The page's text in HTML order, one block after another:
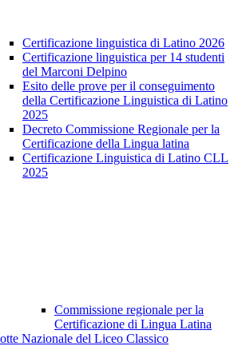
Certificazione linguistica di Latino 2026
Certificazione linguistica per 14 studenti
del Marconi Delpino
Esito delle prove per il conseguimento
della Certificazione Linguistica di Latino
2025
Decreto Commissione Regionale per la
Certificazione della Lingua latina
Certificazione Linguistica di Latino CLL
2025
Commissione regionale per la
Certificazione di Lingua Latina
Nazionale del Liceo Classico